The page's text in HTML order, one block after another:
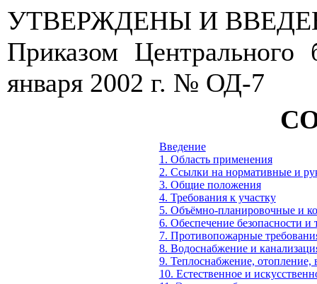
УТВЕРЖДЕНЫ И
Приказом
января 2002 г. № ОД-7
Введение
1. Область применения
2. Ссылки на нормативные и
3. Общие положения
4. Требования к участку
5. Объёмно-планировочные и
6. Обеспечение безопасности и
7. Противопожарные
8. Водоснабжение и
9. Теплоснабжение,
10. Естественное и